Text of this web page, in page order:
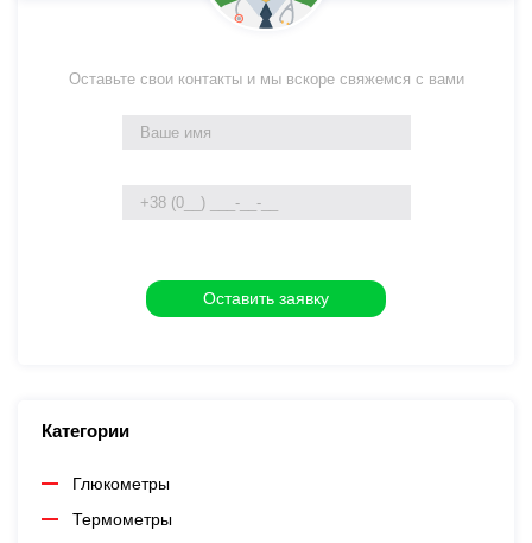
Оставьте свои контакты и мы вскоре свяжемся с вами
Категории
Глюкометры
Термометры